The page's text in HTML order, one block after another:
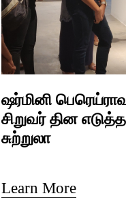
ஷர்மினி
சிறுவர் தின
சுற்றுலா
Learn More